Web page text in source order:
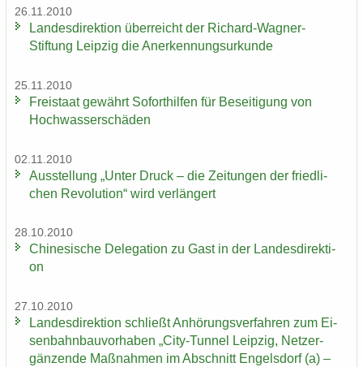
26.11.2010
Lan­des­di­rek­ti­on über­reicht der Richard-​Wagner-
Stiftung Leip­zig die An­er­ken­nungs­ur­kun­de
25.11.2010
Frei­staat ge­währt So­fort­hil­fen für Be­sei­ti­gung von
Hoch­was­ser­schä­den
02.11.2010
Aus­stel­lung „Unter Druck – die Zei­tun­gen der fried­li­
chen Re­vo­lu­ti­on“ wird ver­län­gert
28.10.2010
Chi­ne­si­sche De­le­ga­ti­on zu Gast in der Lan­des­di­rek­ti­
on
27.10.2010
Lan­des­di­rek­ti­on schließt An­hö­rungs­ver­fah­ren zum Ei­
sen­bahn­bau­vor­ha­ben „City-​Tunnel Leip­zig, Netz­er­
gän­zen­de Maß­nah­men im Ab­schnitt En­gels­dorf (a) –